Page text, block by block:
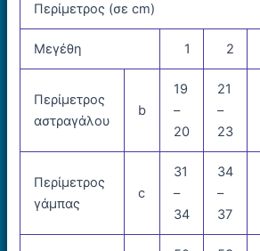
Περίμετρος (σε cm)
Μεγέθη 1 2
Περίμετρος
αστραγάλου
b
19
–
20
21
–
23
Περίμετρος
γάμπας
c
31
–
34
34
–
37